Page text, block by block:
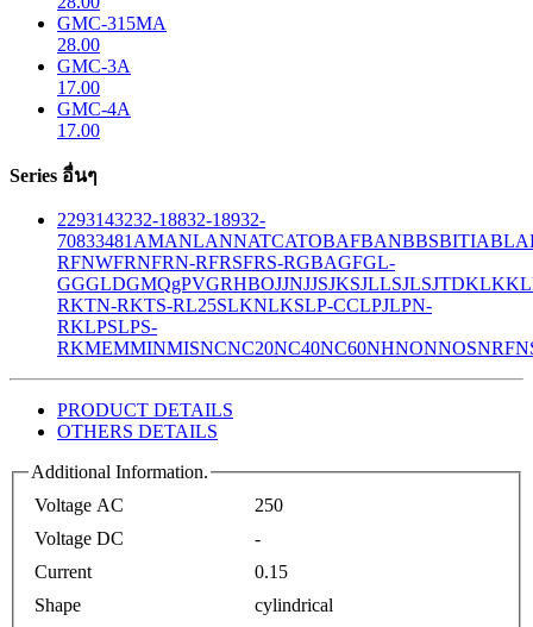
GMC-315MA
28.00
GMC-3A
17.00
GMC-4A
17.00
Series อื่นๆ
2293143232-18832-18932-
70833481 AMANLANNATCATOBAFBANBBSBITIABLA
RFNWFRNFRN-RFRSFRS-RGBAGFGL-
GGGLDGMQgPVGRHBOJJNJJSJKSJLLSJLSJTDKLK
RKTN-RKTS-RL25SLKNLKSLP-CCLPJLPN-
RKLPSLPS-
RKMEMMINMISNCNC20NC40NC60NHNONNOSNRF
PRODUCT DETAILS
OTHERS DETAILS
Additional Information.
Voltage AC
250
Voltage DC
-
Current
0.15
Shape
cylindrical